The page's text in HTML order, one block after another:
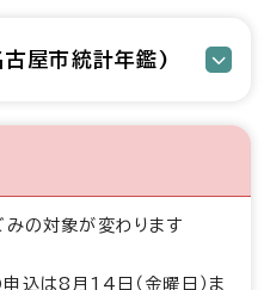
屋市統計年鑑)
の対象が変わります
込は8月14日（金曜日）ま